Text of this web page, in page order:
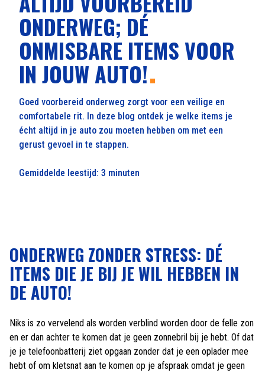
ONDERWEG; DÉ
ONMISBARE ITEMS VOOR
IN JOUW AUTO!
Goed voorbereid onderweg zorgt voor een veilige en
comfortabele rit. In deze blog ontdek je welke items je
écht altijd in je auto zou moeten hebben om met een
gerust gevoel in te stappen.
Gemiddelde leestijd: 3 minuten
ONDERWEG ZONDER STRESS: DÉ
ITEMS DIE JE BIJ JE WIL HEBBEN IN
DE AUTO!
Niks is zo vervelend als worden verblind worden door de felle zon
en er dan achter te komen dat je geen zonnebril bij je hebt. Of dat
je je telefoonbatterij ziet opgaan zonder dat je een oplader mee
hebt of om kletsnat aan te komen op je afspraak omdat je geen